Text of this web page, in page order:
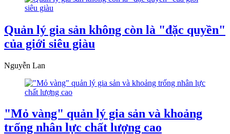
Quản lý gia sản không còn là "đặc quyền"
của giới siêu giàu
Nguyễn Lan
"Mỏ vàng" quản lý gia sản và khoảng
trống nhân lực chất lượng cao